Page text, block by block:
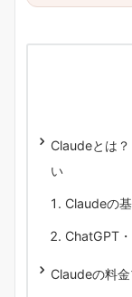
Claudeとは
い
Claudeの
ChatGPT
Claudeの料